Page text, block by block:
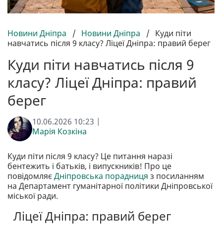
Новини Дніпра / Новини Дніпра / Куди піти
навчатись після 9 класу? Ліцеї Дніпра: правий берег
Куди піти навчатись після 9
класу? Ліцеї Дніпра: правий
берег
10.06.2026 10:23 |
Марія Козкіна
Куди піти після 9 класу? Це питання наразі
бентежить і батьків, і випускників! Про це
повідомляєДніпровська порадниця з посиланням
на Департамент гуманітарної політики Дніпровської
міської ради.
Ліцеї Дніпра: правий берег